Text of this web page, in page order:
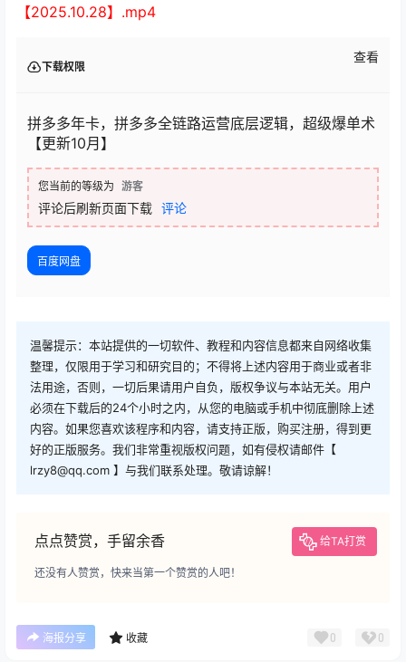
【2025.10.28】.mp4
下载权限
查看
拼多多年卡，拼多多全链路运营底层逻辑，超级爆单术
【更新10月】
您当前的等级为 游客
评论后刷新页面下载 评论
百度网盘
温馨提示：本站提供的一切软件、教程和内容信息都来自网络收集
整理，仅限用于学习和研究目的；不得将上述内容用于商业或者非
法用途，否则，一切后果请用户自负，版权争议与本站无关。用户
必须在下载后的24个小时之内，从您的电脑或手机中彻底删除上述
内容。如果您喜欢该程序和内容，请支持正版，购买注册，得到更
好的正版服务。我们非常重视版权问题，如有侵权请邮件【
lrzy8@qq.com 】与我们联系处理。敬请谅解！
点点赞赏，手留余香 给TA打赏
还没有人赞赏，快来当第一个赞赏的人吧！
海报分享 收藏 0 0